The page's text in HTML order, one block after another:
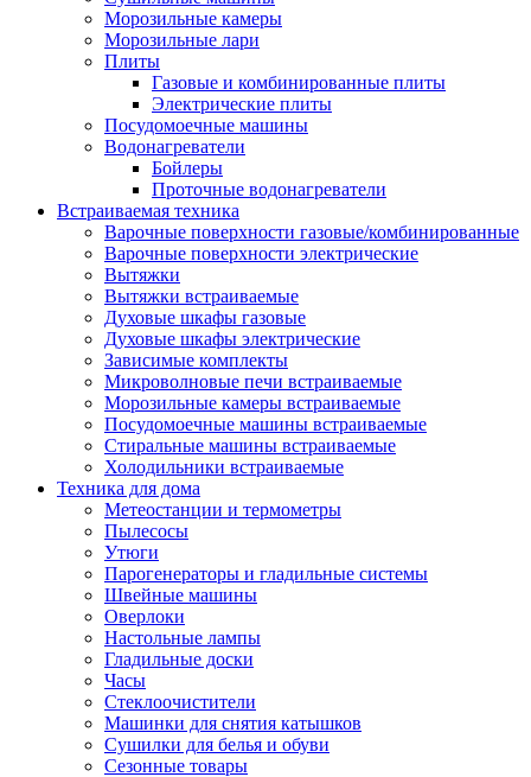
Радиаторы
Медицинская техника
Назальные аспираторы
Стетоскопы
Термометры
Тонометры
Электрические грелки
Аудио-видео техника
Аксессуары для аудио-видео техники
Кабели для аудио и видео
Кронштейны для акустики
Магнитолы
Музыкальные центры
Диктофоны
Домашние кинотеатры
Игровые приставки и аксессуары
Аксессуары к игровым
Музыкальные инструменты
Аксессуары эми
Ди-джейское оборудование
Плееры blu-ray и dvd
Проекционное оборудование
Аксессуары для проекционного
Интерактивные доски
Кронштейны для проекторов
Проекторы
Экраны
Магнитно-маркерные доски
Радиобудильники
Морозильные камеры
Морозильные лари
Плиты
Газовые и комбинированные плиты
Электрические плиты
Посудомоечные машины
Водонагреватели
Бойлеры
Проточные водонагреватели
Встраиваемая техника
Варочные поверхности газовые/комбинированные
Варочные поверхности электрические
Вытяжки
Вытяжки встраиваемые
Духовые шкафы газовые
Духовые шкафы электрические
Зависимые комплекты
Микроволновые печи встраиваемые
Морозильные камеры встраиваемые
Посудомоечные машины встраиваемые
Стиральные машины встраиваемые
Холодильники встраиваемые
Техника для дома
Метеостанции и термометры
Пылесосы
Утюги
Парогенераторы и гладильные системы
Швейные машины
Оверлоки
Настольные лампы
Гладильные доски
Часы
Стеклоочистители
Машинки для снятия катышков
Сушилки для белья и обуви
Сезонные товары